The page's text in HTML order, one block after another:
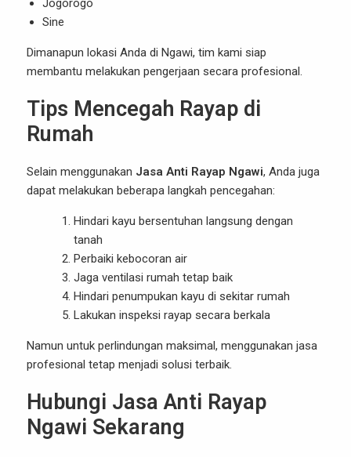
Jogorogo
Sine
Dimanapun lokasi Anda di Ngawi, tim kami siap
membantu melakukan pengerjaan secara profesional.
Tips Mencegah Rayap di
Rumah
Selain menggunakan Jasa Anti Rayap Ngawi, Anda juga
dapat melakukan beberapa langkah pencegahan:
Hindari kayu bersentuhan langsung dengan
tanah
Perbaiki kebocoran air
Jaga ventilasi rumah tetap baik
Hindari penumpukan kayu di sekitar rumah
Lakukan inspeksi rayap secara berkala
Namun untuk perlindungan maksimal, menggunakan jasa
profesional tetap menjadi solusi terbaik.
Hubungi Jasa Anti Rayap
Ngawi Sekarang